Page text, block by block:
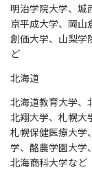
明治学院大学、城
京平成大学、岡山
創価大学、山梨学
ど
北海道
北海道教育大学、
北翔大学、札幌大
札幌保健医療大学
学、酪農学園大学
北海商科大学など